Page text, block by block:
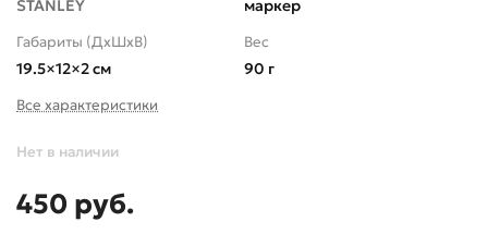
STANLEY маркер
Габариты (ДхШхВ)
19.5×12×2 см
Вес
90 г
Все характеристики
Нет в наличии
450 руб.